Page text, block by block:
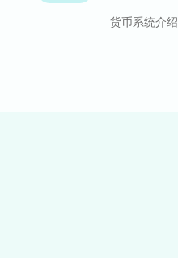
货币系统介绍